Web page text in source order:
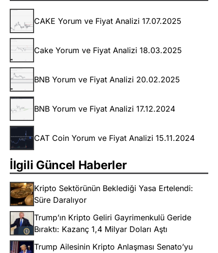
CAKE Yorum ve Fiyat Analizi 17.07.2025
Cake Yorum ve Fiyat Analizi 18.03.2025
BNB Yorum ve Fiyat Analizi 20.02.2025
BNB Yorum ve Fiyat Analizi 17.12.2024
CAT Coin Yorum ve Fiyat Analizi 15.11.2024
İlgili Güncel Haberler
Kripto Sektörünün Beklediği Yasa Ertelendi:
Süre Daralıyor
Trump’ın Kripto Geliri Gayrimenkulü Geride
Bıraktı: Kazanç 1,4 Milyar Doları Aştı
Trump Ailesinin Kripto Anlaşması Senato’yu